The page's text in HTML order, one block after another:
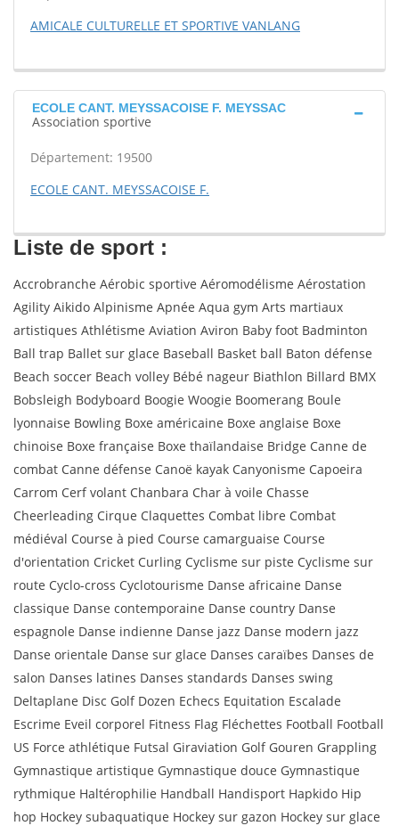
AMICALE CULTURELLE ET SPORTIVE VANLANG
ECOLE CANT. MEYSSACOISE F. MEYSSAC
Association sportive
Département: 19500
ECOLE CANT. MEYSSACOISE F.
Liste de sport :
Accrobranche Aérobic sportive Aéromodélisme Aérostation
Agility Aikido Alpinisme Apnée Aqua gym Arts martiaux
artistiques Athlétisme Aviation Aviron Baby foot Badminton
Ball trap Ballet sur glace Baseball Basket ball Baton défense
Beach soccer Beach volley Bébé nageur Biathlon Billard BMX
Bobsleigh Bodyboard Boogie Woogie Boomerang Boule
lyonnaise Bowling Boxe américaine Boxe anglaise Boxe
chinoise Boxe française Boxe thaïlandaise Bridge Canne de
combat Canne défense Canoë kayak Canyonisme Capoeira
Carrom Cerf volant Chanbara Char à voile Chasse
Cheerleading Cirque Claquettes Combat libre Combat
médiéval Course à pied Course camarguaise Course
d'orientation Cricket Curling Cyclisme sur piste Cyclisme sur
route Cyclo-cross Cyclotourisme Danse africaine Danse
classique Danse contemporaine Danse country Danse
espagnole Danse indienne Danse jazz Danse modern jazz
Danse orientale Danse sur glace Danses caraïbes Danses de
salon Danses latines Danses standards Danses swing
Deltaplane Disc Golf Dozen Echecs Equitation Escalade
Escrime Eveil corporel Fitness Flag Fléchettes Football Football
US Force athlétique Futsal Giraviation Golf Gouren Grappling
Gymnastique artistique Gymnastique douce Gymnastique
rythmique Haltérophilie Handball Handisport Hapkido Hip
hop Hockey subaquatique Hockey sur gazon Hockey sur glace